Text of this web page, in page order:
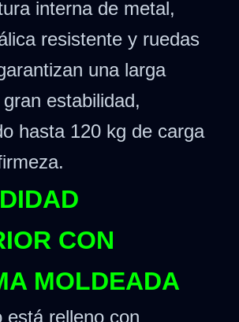
interna de metal,
resistente y ruedas
una larga
estabilidad,
hasta 120 kg de carga
CON
MOLDEADA
está relleno con